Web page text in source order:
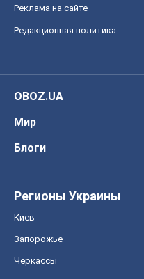
Реклама на сайте
Редакционная политика
OBOZ.UA
Мир
Блоги
Регионы Украины
Киев
Запорожье
Черкассы